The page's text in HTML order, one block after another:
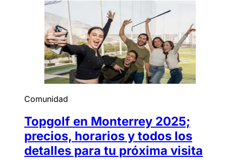
Comunidad
Topgolf en Monterrey 2025;
precios, horarios y todos los
detalles para tu próxima visita